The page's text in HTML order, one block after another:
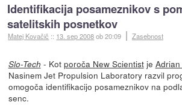
Identifikacija posameznikov s
satelitskih posnetkov
Matej Kovačič :: 13. sep 2008ob 20:09 Zasebnost
Slo-Tech - Kot poroča New Scientistje
Nasinem Jet Propulsion Laboratory razvil
omogoča identifikacijo posameznikov na
senc.